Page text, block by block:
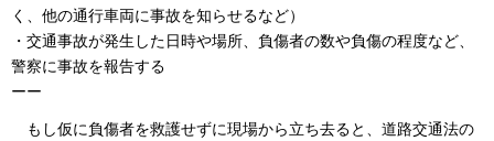
く、他の通行車両に事故を知らせるなど）
・交通事故が発生した日時や場所、負傷者の数や負傷の程度など、
警察に事故を報告する
ーー
もし仮に負傷者を救護せずに現場から立ち去ると、道路交通法の